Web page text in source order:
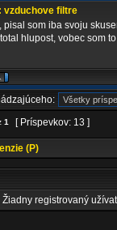
vzduchove filtre
pisal som iba svoju
hlupost, vobec som
1 [ Príspevkov: 13 ]
(P)
registrovaný